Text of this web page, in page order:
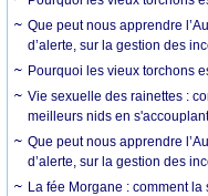
Que peut nous apprendre
d’alerte, sur la gestion des
Pourquoi les vieux torchons
Vie sexuelle des rainettes :
meilleurs nids en
Que peut nous apprendre
d’alerte, sur la gestion des
La fée Morgane : comment